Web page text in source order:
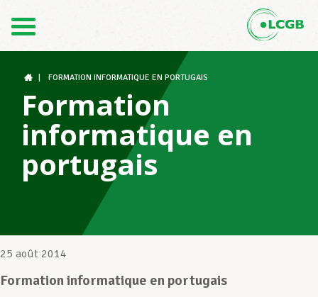
DE
Le LCGB
Structures syndicales
Assistance au Travail
FORMATION INFORMATIQUE EN PORTUGAIS
Formation
informatique en
portugais
25 août 2014
Formation informatique en portugais